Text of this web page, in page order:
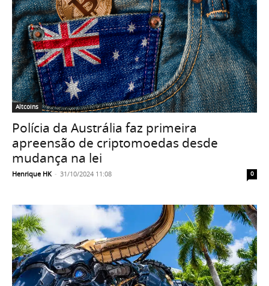
Altcoins
Polícia da Austrália faz primeira
apreensão de criptomoedas desde
mudança na lei
Henrique HK - 31/10/2024 11:08 0